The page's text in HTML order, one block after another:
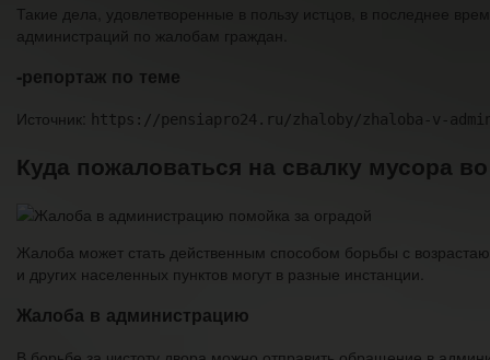
Такие дела, удовлетворенные в пользу истцов, в последнее
администраций по жалобам граждан.
-репортаж по теме
Источник: https://pensiapro24.ru/zhaloby/zhaloba-v-
Куда пожаловаться на свалку мусора
Жалоба может стать действенным способом борьбы с
и других населенных пунктов могут в разные инстанции.
Жалоба в администрацию